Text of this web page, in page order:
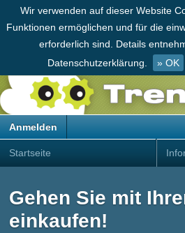
Wir verwenden auf dieser Website
Funktionen ermöglichen und für die
erforderlich sind. Details
Datenschutzerklärung.
» OK
Anmelden
Startseite
Gehen Sie mit
einkaufen!